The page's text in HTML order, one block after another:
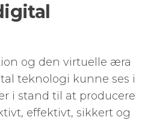
og den virtuelle æra
teknologi kunne ses i
i stand til at producere
effektivt, sikkert og